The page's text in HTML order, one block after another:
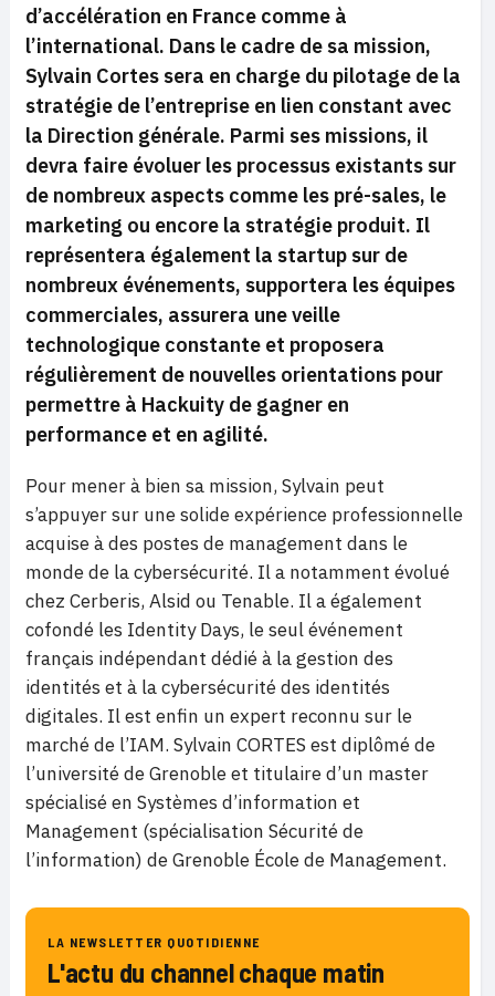
d’accélération en France comme à
l’international. Dans le cadre de sa mission,
Sylvain Cortes sera en charge du pilotage de la
stratégie de l’entreprise en lien constant avec
la Direction générale. Parmi ses missions, il
devra faire évoluer les processus existants sur
de nombreux aspects comme les pré-sales, le
marketing ou encore la stratégie produit. Il
représentera également la startup sur de
nombreux événements, supportera les équipes
commerciales, assurera une veille
technologique constante et proposera
régulièrement de nouvelles orientations pour
permettre à Hackuity de gagner en
performance et en agilité.
Pour mener à bien sa mission, Sylvain peut
s’appuyer sur une solide expérience professionnelle
acquise à des postes de management dans le
monde de la cybersécurité. Il a notamment évolué
chez Cerberis, Alsid ou Tenable. Il a également
cofondé les Identity Days, le seul événement
français indépendant dédié à la gestion des
identités et à la cybersécurité des identités
digitales. Il est enfin un expert reconnu sur le
marché de l’IAM. Sylvain CORTES est diplômé de
l’université de Grenoble et titulaire d’un master
spécialisé en Systèmes d’information et
Management (spécialisation Sécurité de
l’information) de Grenoble École de Management.
LA NEWSLETTER QUOTIDIENNE
L'actu du channel chaque matin